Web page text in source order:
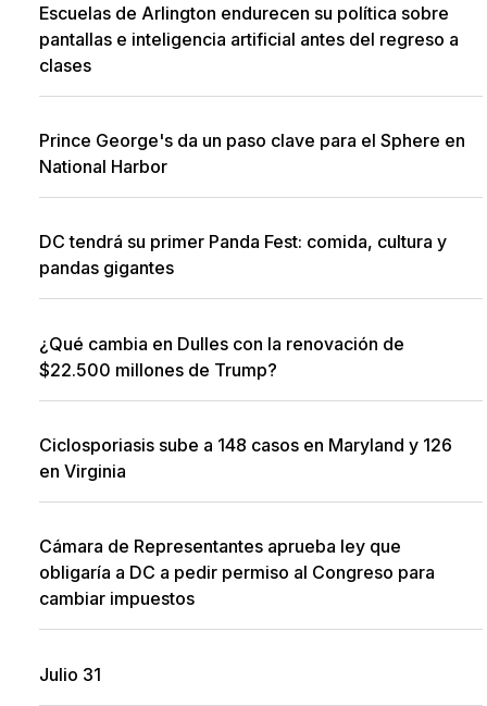
Escuelas de Arlington endurecen su política sobre
pantallas e inteligencia artificial antes del regreso a
clases
Prince George's da un paso clave para el Sphere en
National Harbor
DC tendrá su primer Panda Fest: comida, cultura y
pandas gigantes
¿Qué cambia en Dulles con la renovación de
$22.500 millones de Trump?
Ciclosporiasis sube a 148 casos en Maryland y 126
en Virginia
Cámara de Representantes aprueba ley que
obligaría a DC a pedir permiso al Congreso para
cambiar impuestos
Julio 31